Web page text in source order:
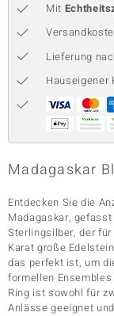
Collection
Classics
Mit
Lieferung
Hauseigener
Madagaskar
Entdecken Sie die
Madagaskar,
Sterlingsilber, der
Karat große
das perfekt ist, um
formellen
Ring ist sowohl für
Anlässe geeignet